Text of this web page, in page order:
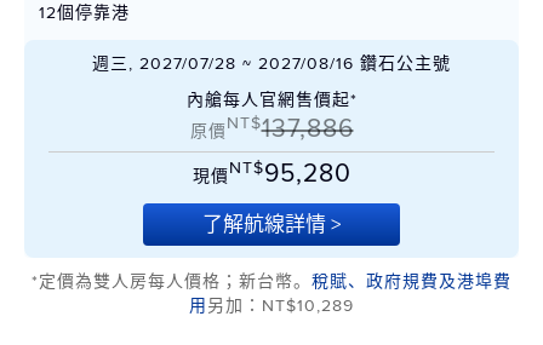
12個停靠港
週三, 2027/07/28 ~ 2027/08/16 鑽石公主號
內艙每人官網售價起*
原價NT$137,886
現價NT$95,280
了解航線詳情 >
*定價為雙人房每人價格；新台幣。 稅賦、政府規費及港埠費
用 另加：NT$10,289